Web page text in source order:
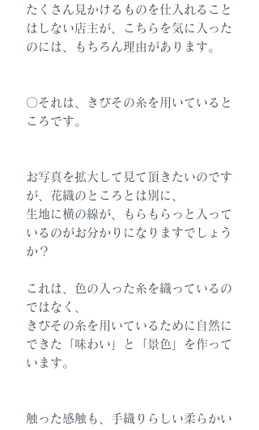
たくさん見かけるものを仕入れること
はしない店主が、こちらを気に入った
のには、もちろん理由があります。
〇それは、きびその糸を用いていると
ころです。
お写真を拡大して見て頂きたいのです
が、花織のところとは別に、
生地に横の線が、もらもらっと入って
いるのがお分かりになりますでしょう
か？
これは、色の入った糸を織っているの
ではなく、
きびその糸を用いているために自然に
できた「味わい」と「景色」を作って
います。
触った感触も、手織りらしい柔らかい